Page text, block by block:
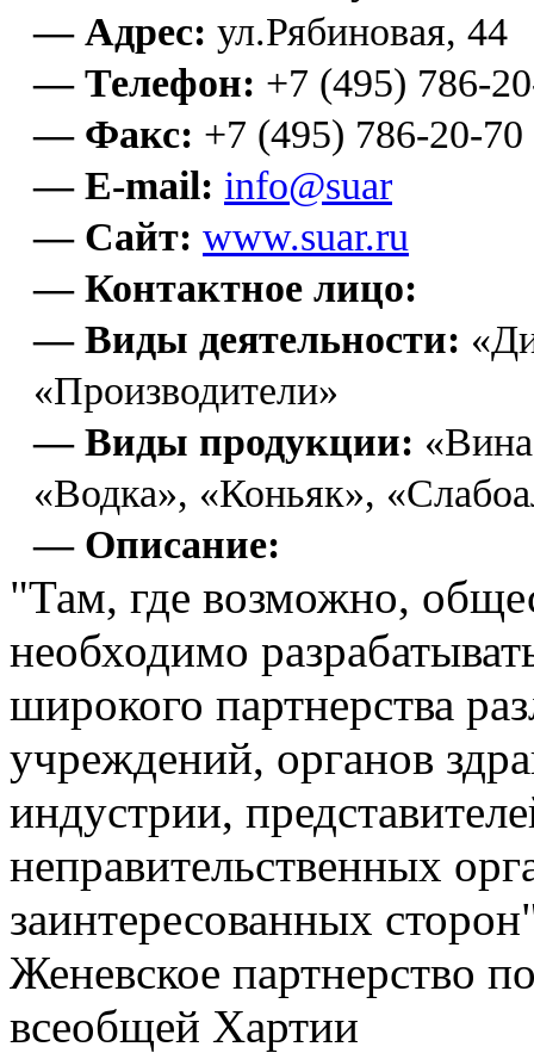
— Адрес: ул.Рябиновая, 44
— Телефон: +7 (495) 786-
— Факс: +7 (495) 786-20-70
— E-mail: info@suar
— Сайт: www.suar.ru
— Контактное лицо:
— Виды деятельности:
«Производители»
— Виды продукции:
«Водка», «Коньяк»,
— Описание:
"Там, где возможно,
необходимо
широкого партнерства
учреждений, органов
индустрии,
неправительственных
заинтересованных
Женевское партнерство
всеобщей Хартии